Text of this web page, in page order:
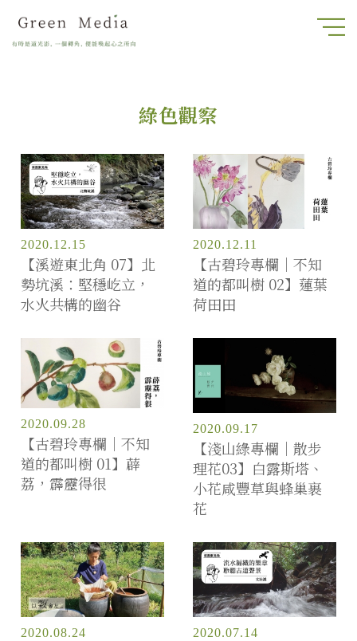
綠色觀察
2020.12.15
【溪遊東北角 07】北
勢坑溪：堅穩屹立，
水火共構的幽谷
2020.12.11
【古碧玲專欄｜不知
道的都叫樹 02】蓮葉
荷田田
2020.09.28
【古碧玲專欄｜不知
道的都叫樹 01】薜
荔，霹靂得很
2020.09.17
【淺山綠專欄｜散步
理花03】白露斯塔、
小花咸豐草與蜂巢裹
花
2020.08.24 2020.07.14